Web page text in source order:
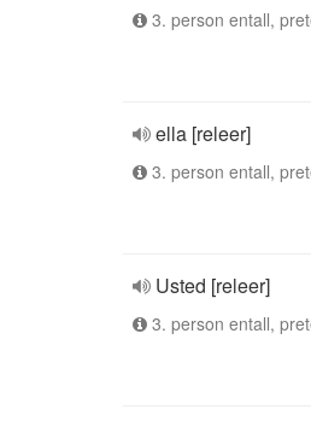
3. person entall,
ella [releer]
3. person entall,
Usted [releer]
3. person entall,